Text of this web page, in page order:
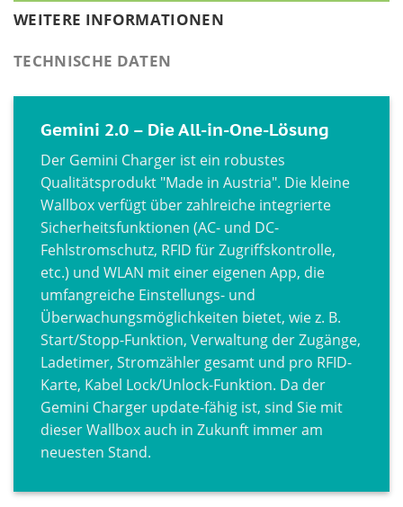
WEITERE INFORMATIONEN
TECHNISCHE DATEN
Gemini 2.0 – Die All-in-One-Lösung
Der Gemini Charger ist ein robustes
Qualitätsprodukt "Made in Austria". Die kleine
Wallbox verfügt über zahlreiche integrierte
Sicherheitsfunktionen (AC- und DC-
Fehlstromschutz, RFID für Zugriffskontrolle,
etc.) und WLAN mit einer eigenen App, die
umfangreiche Einstellungs- und
Überwachungsmöglichkeiten bietet, wie z. B.
Start/Stopp-Funktion, Verwaltung der Zugänge,
Ladetimer, Stromzähler gesamt und pro RFID-
Karte, Kabel Lock/Unlock-Funktion. Da der
Gemini Charger update-fähig ist, sind Sie mit
dieser Wallbox auch in Zukunft immer am
neuesten Stand.